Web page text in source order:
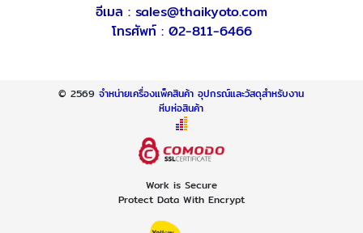
อีเมล : sales@thaikyoto.com
โทรศัพท์ : 02-811-6466
© 2569จำหน่ายเครื่องแพ็คสินค้า อุปกรณ์และวัสดุสำหรับงาน
หีบห่อสินค้า
Work is Secure
Protect Data With Encrypt